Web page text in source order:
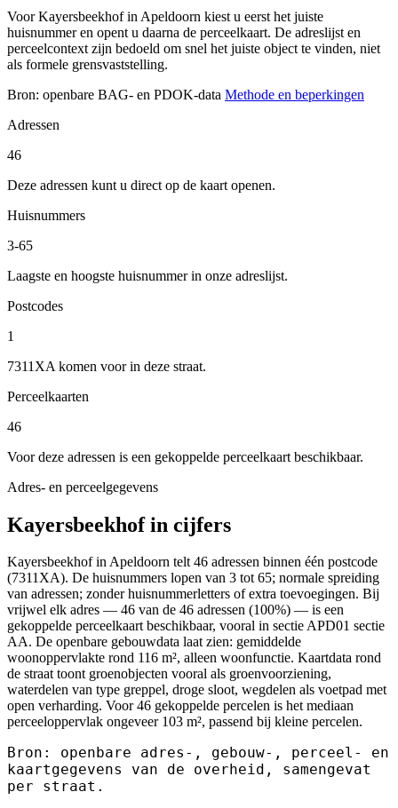
Voor Kayersbeekhof in Apeldoorn kiest u eerst het juiste
huisnummer en opent u daarna de perceelkaart. De adreslijst en
perceelcontext zijn bedoeld om snel het juiste object te vinden, niet
als formele grensvaststelling.
Bron: openbare BAG- en PDOK-data Methode en beperkingen
Adressen
46
Deze adressen kunt u direct op de kaart openen.
Huisnummers
3-65
Laagste en hoogste huisnummer in onze adreslijst.
Postcodes
1
7311XA komen voor in deze straat.
Perceelkaarten
46
Voor deze adressen is een gekoppelde perceelkaart beschikbaar.
Adres- en perceelgegevens
Kayersbeekhof in cijfers
Kayersbeekhof in Apeldoorn telt 46 adressen binnen één postcode
(7311XA). De huisnummers lopen van 3 tot 65; normale spreiding
van adressen; zonder huisnummerletters of extra toevoegingen. Bij
vrijwel elk adres — 46 van de 46 adressen (100%) — is een
gekoppelde perceelkaart beschikbaar, vooral in sectie APD01 sectie
AA. De openbare gebouwdata laat zien: gemiddelde
woonoppervlakte rond 116 m², alleen woonfunctie. Kaartdata rond
de straat toont groenobjecten vooral als groenvoorziening,
waterdelen van type greppel, droge sloot, wegdelen als voetpad met
open verharding. Voor 46 gekoppelde percelen is het mediaan
perceeloppervlak ongeveer 103 m², passend bij kleine percelen.
Bron: openbare adres-, gebouw-, perceel- en
kaartgegevens van de overheid, samengevat
per straat.